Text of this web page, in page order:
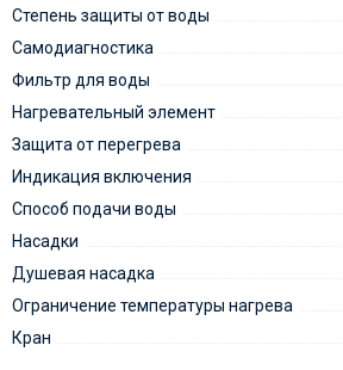
Степень защиты от воды
Самодиагностика
Фильтр для воды
Нагревательный элемент
Защита от перегрева
Индикация включения
Способ подачи воды
Насадки
Душевая насадка
Ограничение температуры нагрева
Кран